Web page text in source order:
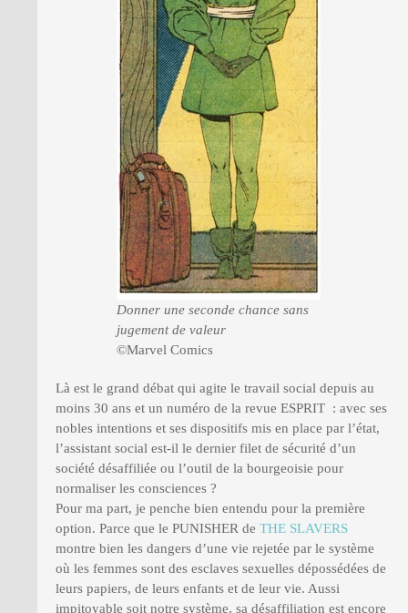
Donner une seconde chance sans
jugement de valeur
©Marvel Comics
Là est le grand débat qui agite le travail social depuis au
moins 30 ans et un numéro de la revue ESPRIT : avec ses
nobles intentions et ses dispositifs mis en place par l’état,
l’assistant social est-il le dernier filet de sécurité d’un
société désaffiliée ou l’outil de la bourgeoisie pour
normaliser les consciences ?
Pour ma part, je penche bien entendu pour la première
option. Parce que le PUNISHER de THE SLAVERS
montre bien les dangers d’une vie rejetée par le système
où les femmes sont des esclaves sexuelles dépossédées de
leurs papiers, de leurs enfants et de leur vie. Aussi
impitoyable soit notre système, sa désaffiliation est encore